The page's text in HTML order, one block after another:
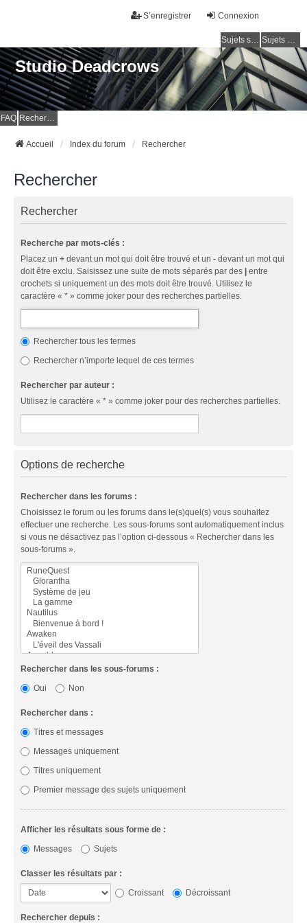
Connexion
S’enregistrer
Sujets sans réponse Sujets actifs
Studio Deadcrows
FAQ Rechercher
Accueil Index du forum Rechercher
Rechercher
Rechercher
Recherche par mots-clés :
Placez un + devant un mot qui doit être trouvé et un - devant un mot qui
doit être exclu. Saisissez une suite de mots séparés par des | entre
crochets si uniquement un des mots doit être trouvé. Utilisez le
caractère « * » comme joker pour des recherches partielles.
Rechercher tous les termes
Rechercher n’importe lequel de ces termes
Rechercher par auteur :
Utilisez le caractère « * » comme joker pour des recherches partielles.
Options de recherche
Rechercher dans les forums :
Choisissez le forum ou les forums dans le(s)quel(s) vous souhaitez
effectuer une recherche. Les sous-forums sont automatiquement inclus
si vous ne désactivez pas l’option ci-dessous « Rechercher dans les
sous-forums ».
Rechercher dans les sous-forums :
Oui
Non
Rechercher dans :
Titres et messages
Messages uniquement
Titres uniquement
Premier message des sujets uniquement
Afficher les résultats sous forme de :
Messages
Sujets
Classer les résultats par :
Croissant
Décroissant
Rechercher depuis :